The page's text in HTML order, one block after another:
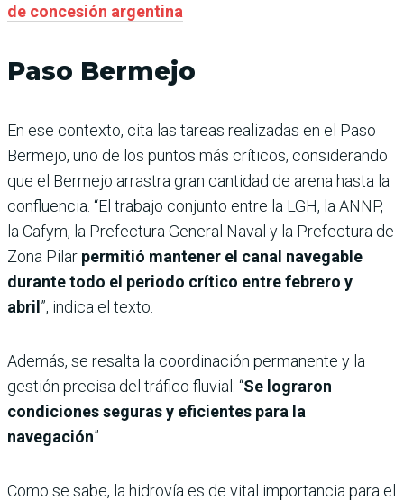
de concesión argentina
Paso Bermejo
En ese contexto, cita las tareas realizadas en el Paso
Bermejo, uno de los puntos más críticos, considerando
que el Bermejo arrastra gran cantidad de arena hasta la
confluencia. “El trabajo conjunto entre la LGH, la ANNP,
la Cafym, la Prefectura General Naval y la Prefectura de
Zona Pilar permitió mantener el canal navegable
durante todo el periodo crítico entre febrero y
abril”, indica el texto.
Además, se resalta la coordinación permanente y la
gestión precisa del tráfico fluvial: “Se lograron
condiciones seguras y eficientes para la
navegación”.
Como se sabe, la hidrovía es de vital importancia para el